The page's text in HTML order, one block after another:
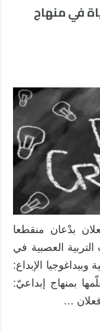
في منهاج
بدْعان منقطعا
العصبية في
وبيداغوجيا الإبداع:
بمنهاج إبداعيّ: